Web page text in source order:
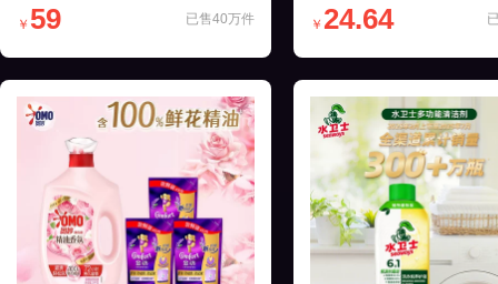
已售40万件
￥ 59 ￥ 24.64